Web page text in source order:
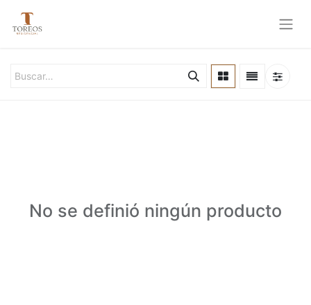
No se definió ningún producto